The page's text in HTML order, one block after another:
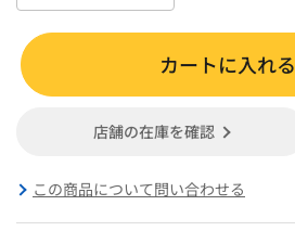
カートに入れる
店舗の在庫を確認
この商品について問い合わせる